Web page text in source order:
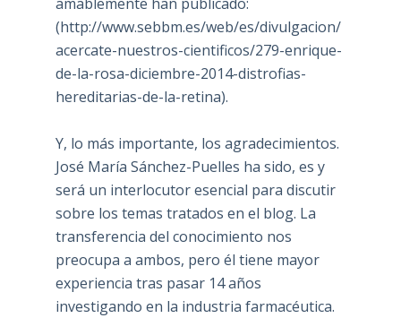
(http://www.sebbm.es/web/es/divulgacion/
acercate-nuestros-cientificos/279-enrique-
de-la-rosa-diciembre-2014-distrofias-
hereditarias-de-la-retina).
Y, lo más importante, los agradecimientos.
José María Sánchez-Puelles ha sido, es y
será un interlocutor esencial para discutir
sobre los temas tratados en el blog. La
transferencia del conocimiento nos
preocupa a ambos, pero él tiene mayor
experiencia tras pasar 14 años
investigando en la industria farmacéutica.